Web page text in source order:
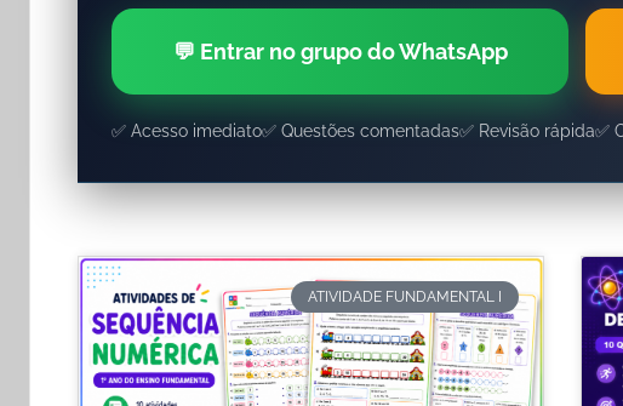
💬 Entrar no grupo do WhatsApp
✅ Acesso imediato✅ Questões comentadas✅ Revisão rápida✅
ATIVIDADE FUNDAMENTAL I